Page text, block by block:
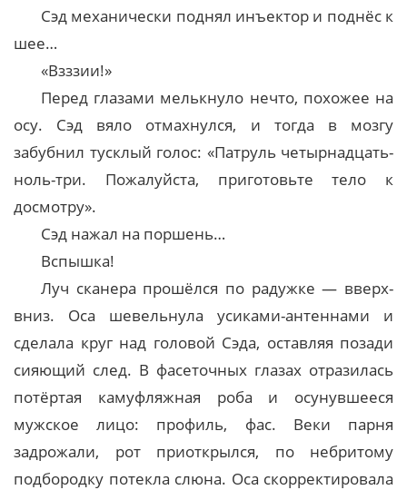
Сэд механически поднял инъектор и поднёс к
шее…
«Взззии!»
Перед глазами мелькнуло нечто, похожее на
осу. Сэд вяло отмахнулся, и тогда в мозгу
забубнил тусклый голос: «Патруль четырнадцать-
ноль-три. Пожалуйста, приготовьте тело к
досмотру».
Сэд нажал на поршень…
Вспышка!
Луч сканера прошёлся по радужке — вверх-
вниз. Оса шевельнула усиками-антеннами и
сделала круг над головой Сэда, оставляя позади
сияющий след. В фасеточных глазах отразилась
потёртая камуфляжная роба и осунувшееся
мужское лицо: профиль, фас. Веки парня
задрожали, рот приоткрылся, по небритому
подбородку потекла слюна. Оса скорректировала